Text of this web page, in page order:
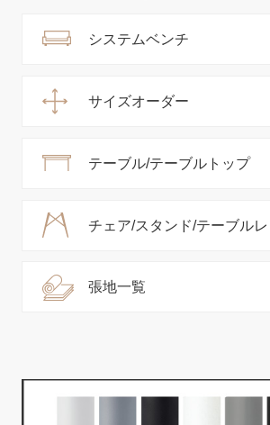
システムベンチ
サイズオーダー
テーブル/テーブルトップ
チェア/スタンド/テーブル
張地一覧